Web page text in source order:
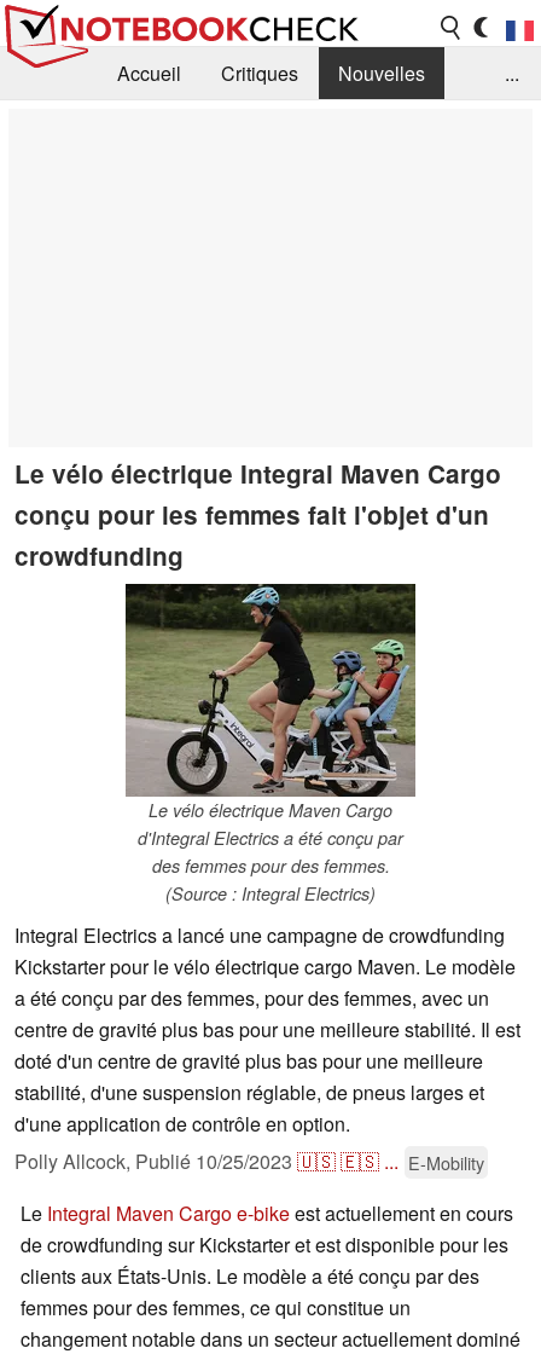
Accueil Critiques
Nouvelles
...
Le vélo électrique Integral Maven Cargo
conçu pour les femmes fait l'objet d'un
crowdfunding
Le vélo électrique Maven Cargo
d'Integral Electrics a été conçu par
des femmes pour des femmes.
(Source : Integral Electrics)
Integral Electrics a lancé une campagne de crowdfunding
Kickstarter pour le vélo électrique cargo Maven. Le modèle
a été conçu par des femmes, pour des femmes, avec un
centre de gravité plus bas pour une meilleure stabilité. Il est
doté d'un centre de gravité plus bas pour une meilleure
stabilité, d'une suspension réglable, de pneus larges et
d'une application de contrôle en option.
Polly Allcock, Publié 10/25/2023 🇺🇸🇪🇸 ... E-Mobility
Le Integral Maven Cargo e-bikeest actuellement en cours
de crowdfunding sur Kickstarter et est disponible pour les
clients aux États-Unis. Le modèle a été conçu par des
femmes pour des femmes, ce qui constitue un
changement notable dans un secteur actuellement dominé